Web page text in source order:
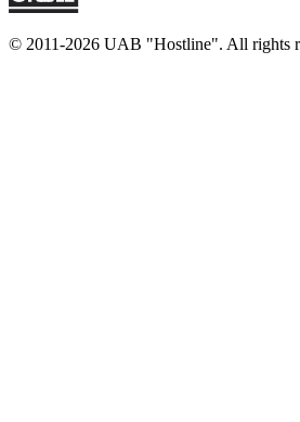
© 2011-2026 UAB "Hostline". All rights